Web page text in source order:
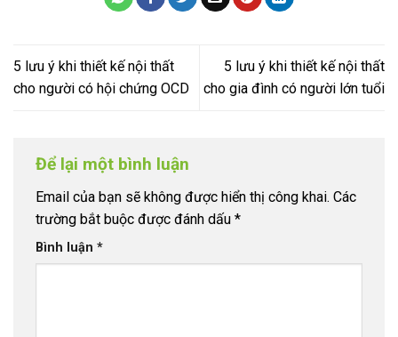
5 lưu ý khi thiết kế nội thất
cho người có hội chứng OCD
5 lưu ý khi thiết kế nội thất
cho gia đình có người lớn tuổi
Để lại một bình luận
Email của bạn sẽ không được hiển thị công khai. Các
trường bắt buộc được đánh dấu *
Bình luận *